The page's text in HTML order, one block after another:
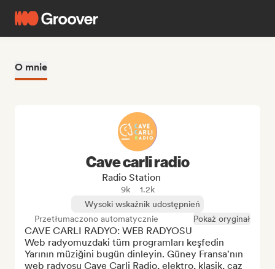
O mnie
Cave carli radio
Radio Station
9k
1.2k
Wysoki wskaźnik udostępnień
Przetłumaczono automatycznie
Pokaż oryginał
CAVE CARLI RADYO: WEB RADYOSU
Web radyomuzdaki tüm programları keşfedin
Yarının müziğini bugün dinleyin. Güney Fransa'nın
web radyosu Cave Carli Radio, elektro, klasik, caz